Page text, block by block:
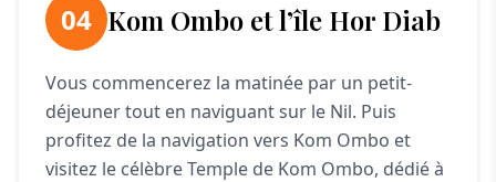
04 Kom Ombo et l’île Hor Diab
Vous commencerez la matinée par un petit-
déjeuner tout en naviguant sur le Nil. Puis
profitez de la navigation vers Kom Ombo et
visitez le célèbre Temple de Kom Ombo, dédié à